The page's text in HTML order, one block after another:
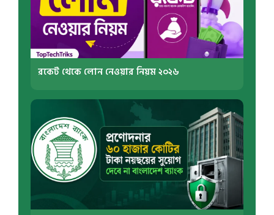
রকেট থেকে লোন নেওয়ার নিয়ম ২০২৬